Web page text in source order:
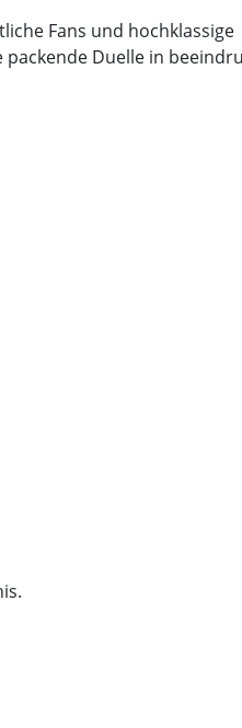
Fans und hochklassige
Duelle in